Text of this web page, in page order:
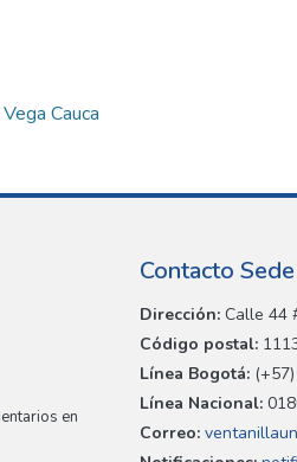
Cauca
en
Contacto
Dirección: Calle 44
Código postal:
Línea Bogotá:
Línea Nacional:
Correo: